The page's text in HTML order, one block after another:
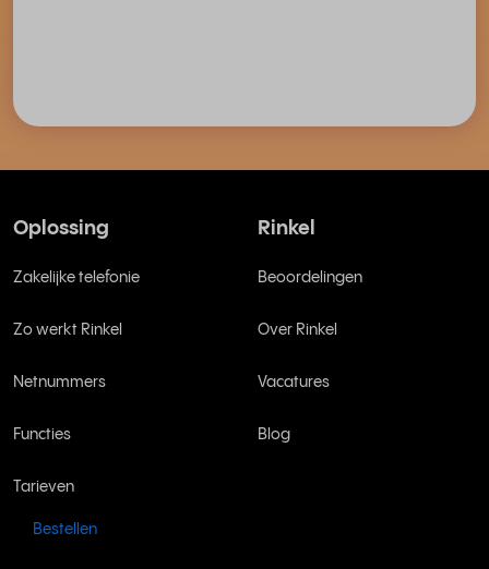
Oplossing
Zakelijke telefonie
Zo werkt Rinkel
Netnummers
Functies
Tarieven
Bestellen
Rinkel
Beoordelingen
Over Rinkel
Vacatures
Blog